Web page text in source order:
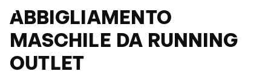
ABBIGLIAMENTO
MASCHILE DA RUNNING
OUTLET